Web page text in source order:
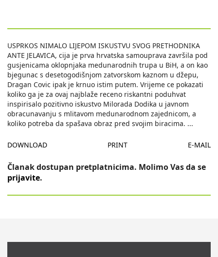
USPRKOS NIMALO LIJEPOM ISKUSTVU SVOG PRETHODNIKA
ANTE JELAVICA, cija je prva hrvatska samouprava završila pod
gusjenicama oklopnjaka medunarodnih trupa u BiH, a on kao
bjegunac s desetogodišnjom zatvorskom kaznom u džepu,
Dragan Covic ipak je krnuo istim putem. Vrijeme ce pokazati
koliko ga je za ovaj najblaže receno riskantni poduhvat
inspirisalo pozitivno iskustvo Milorada Dodika u javnom
obracunavanju s mlitavom medunarodnom zajednicom, a
koliko potreba da spašava obraz pred svojim biracima. ...
DOWNLOAD PRINT E-MAIL
Članak dostupan pretplatnicima. Molimo Vas da se
prijavite.